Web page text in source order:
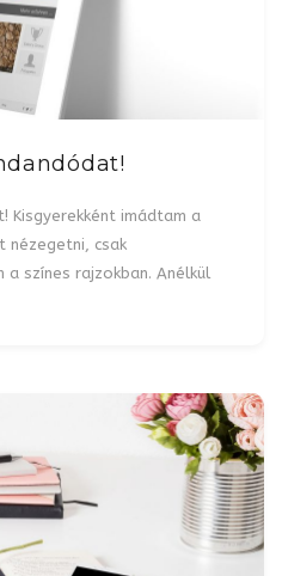
Kisgyerekként imádtam a
nézegetni, csak
színes rajzokban. Anélkül